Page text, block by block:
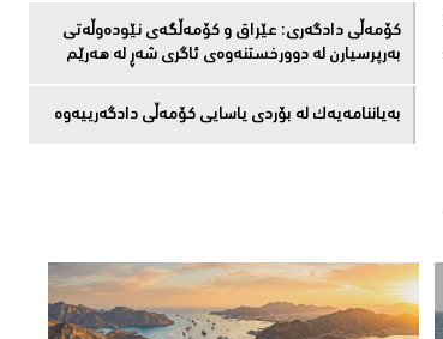
کۆمەڵى دادگەرى: عێراق و كۆمەڵگەی نێودەوڵەتی
بەرپرسیارن لە دوورخستنەوەى ئاگری شەڕ لە هەرێم
بەیاننامەیەک لە بۆردی یاسایی کۆمەڵی دادگەرییەوە